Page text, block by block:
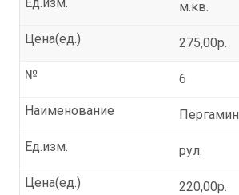
м.кв.
275,00р.
Цена(ед.)
6
№
Пергамин
Наименование
рул.
Ед.изм.
220,00р.
Цена(ед.)